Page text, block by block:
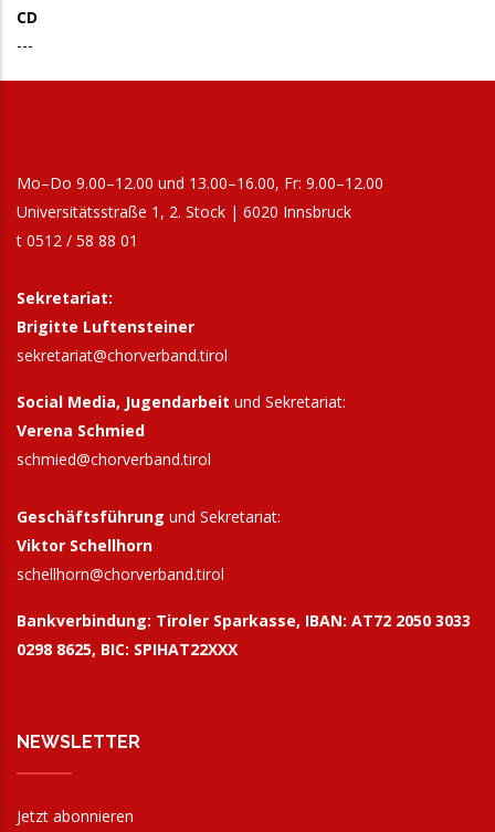
CD
---
Mo–Do 9.00–12.00 und 13.00–16.00, Fr: 9.00–12.00
Universitätsstraße 1, 2. Stock | 6020 Innsbruck
t 0512 / 58 88 01
Sekretariat:
Brigitte Luftensteiner
sekretariat@chorverband.tirol
Social Media, Jugendarbeit und Sekretariat:
Verena Schmied
schmied@chorverband.tirol
Geschäftsführung und Sekretariat:
Viktor Schellhorn
schellhorn@chorverband.tirol
Bankverbindung: Tiroler Sparkasse, IBAN: AT72 2050 3033
0298 8625, BIC: SPIHAT22XXX
NEWSLETTER
Jetzt abonnieren